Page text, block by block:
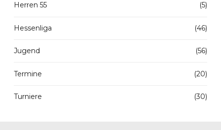
Herren 55 (5)
Hessenliga (46)
Jugend (56)
Termine (20)
Turniere (30)